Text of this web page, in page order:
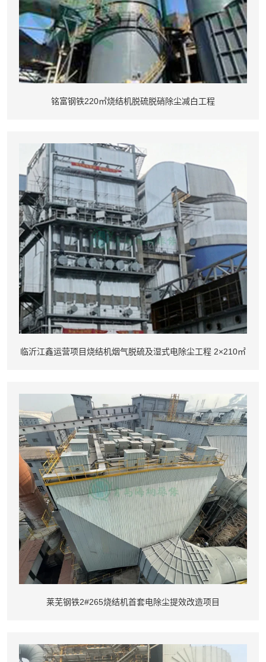
铭富钢铁220㎡烧结机脱硫脱硝除尘减白工程
临沂江鑫运营项目烧结机烟气脱硫及湿式电除尘工程 2×210㎡
莱芜钢铁2#265烧结机首套电除尘提效改造项目